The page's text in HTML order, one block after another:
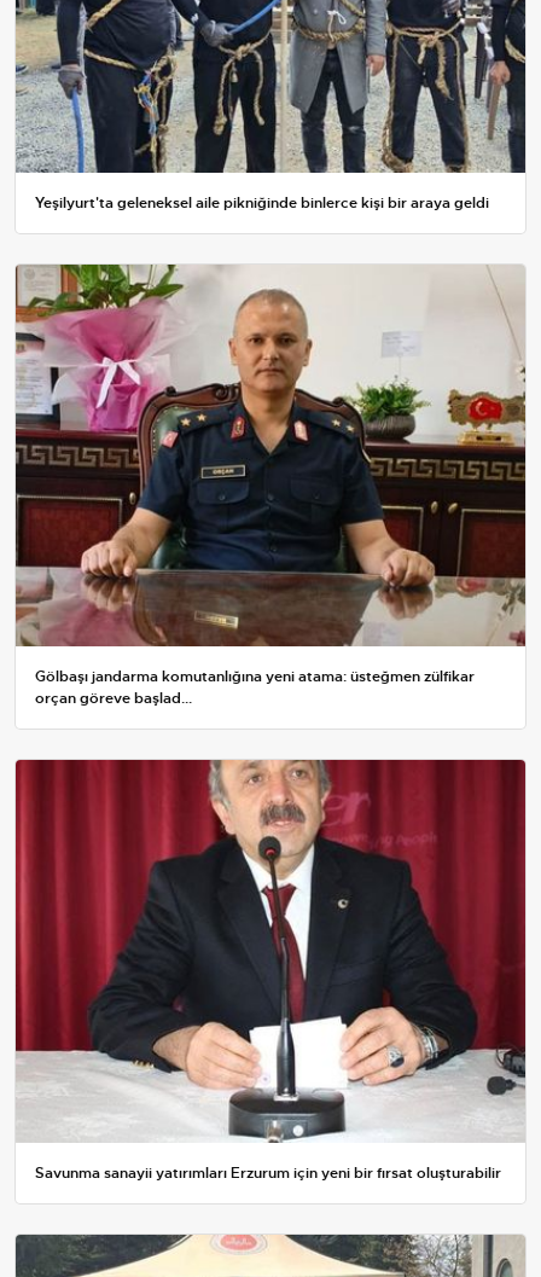
Yeşilyurt'ta geleneksel aile pikniğinde binlerce kişi bir araya geldi
Gölbaşı jandarma komutanlığına yeni atama: üsteğmen zülfikar
orçan göreve başlad...
Savunma sanayii yatırımları Erzurum için yeni bir fırsat oluşturabilir